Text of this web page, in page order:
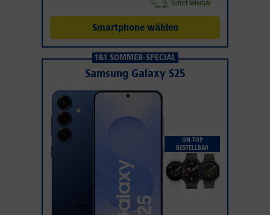
Sofort lieferbar
Smartphone wählen
1&1 SOMMER-SPECIAL
Samsung Galaxy S25
ON TOP
BESTELLBAR